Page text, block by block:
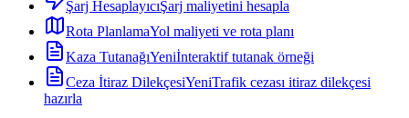
Şarj HesaplayıcıŞarj maliyetini hesapla
Rota PlanlamaYol maliyeti ve rota planı
Kaza TutanağıYeniİnteraktif tutanak örneği
Ceza İtiraz DilekçesiYeniTrafik cezası itiraz dilekçesi
hazırla